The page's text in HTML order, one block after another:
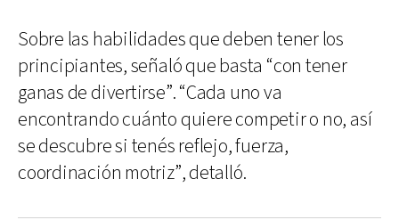
Sobre las habilidades que deben tener los
principiantes, señaló que basta “con tener
ganas de divertirse”. “Cada uno va
encontrando cuánto quiere competir o no, así
se descubre si tenés reflejo, fuerza,
coordinación motriz”, detalló.